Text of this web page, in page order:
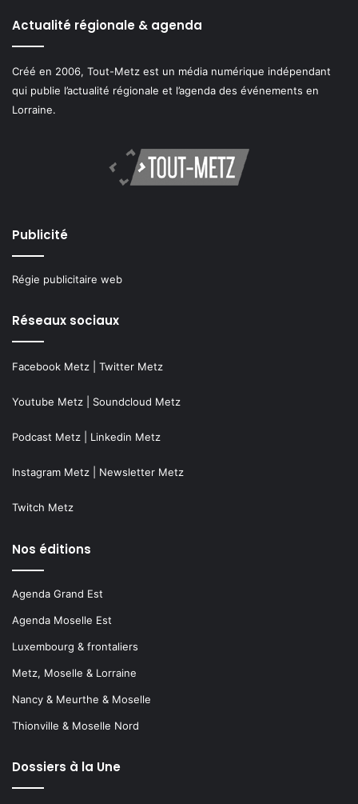
Actualité régionale & agenda
Créé en 2006, Tout-Metz est un média numérique indépendant
qui publie l’actualité régionale et l’agenda des événements en
Lorraine.
Publicité
Régie publicitaire web
Réseaux sociaux
Facebook Metz Twitter Metz
Youtube Metz Soundcloud Metz
Podcast Metz Linkedin Metz
Instagram Metz Newsletter Metz
Twitch Metz
Nos éditions
Agenda Grand Est
Agenda Moselle Est
Luxembourg & frontaliers
Metz, Moselle & Lorraine
Nancy & Meurthe & Moselle
Thionville & Moselle Nord
Dossiers à la Une